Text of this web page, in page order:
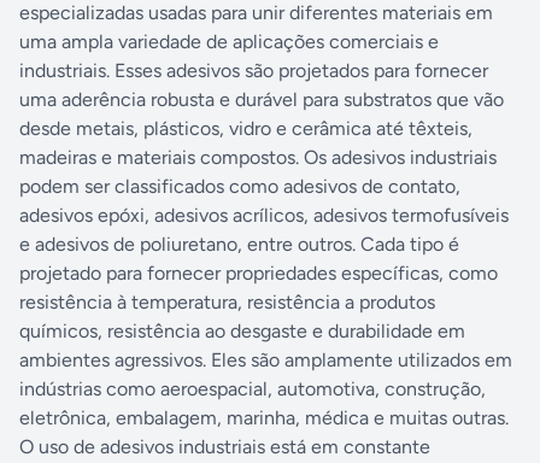
especializadas usadas para unir diferentes materiais em
uma ampla variedade de aplicações comerciais e
industriais. Esses adesivos são projetados para fornecer
uma aderência robusta e durável para substratos que vão
desde metais, plásticos, vidro e cerâmica até têxteis,
madeiras e materiais compostos. Os adesivos industriais
podem ser classificados como adesivos de contato,
adesivos epóxi, adesivos acrílicos, adesivos termofusíveis
e adesivos de poliuretano, entre outros. Cada tipo é
projetado para fornecer propriedades específicas, como
resistência à temperatura, resistência a produtos
químicos, resistência ao desgaste e durabilidade em
ambientes agressivos. Eles são amplamente utilizados em
indústrias como aeroespacial, automotiva, construção,
eletrônica, embalagem, marinha, médica e muitas outras.
O uso de adesivos industriais está em constante